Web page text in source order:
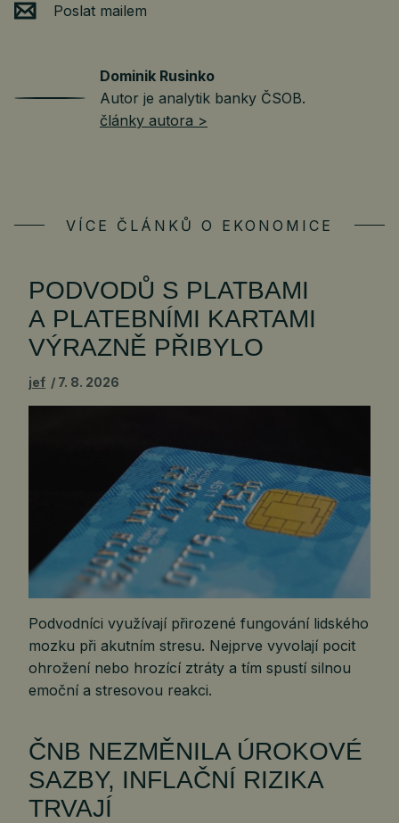
Poslat mailem
Dominik Rusinko
Autor je analytik banky ČSOB.
články autora >
VÍCE ČLÁNKŮ O EKONOMICE
PODVODŮ S PLATBAMI
A PLATEBNÍMI KARTAMI
VÝRAZNĚ PŘIBYLO
jef 7. 8. 2026
Podvodníci využívají přirozené fungování lidského
mozku při akutním stresu. Nejprve vyvolají pocit
ohrožení nebo hrozící ztráty a tím spustí silnou
emoční a stresovou reakci.
ČNB NEZMĚNILA ÚROKOVÉ
SAZBY, INFLAČNÍ RIZIKA
TRVAJÍ